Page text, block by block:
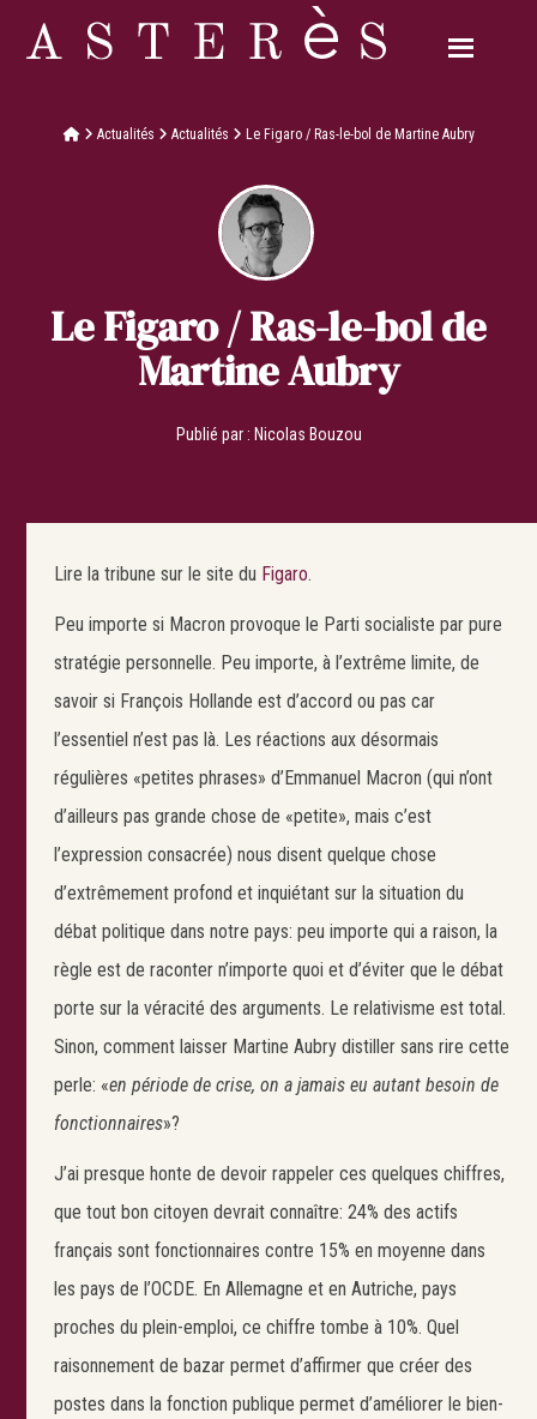
Actualités Actualités Le Figaro / Ras-le-bol de Martine Aubry
Le Figaro / Ras-le-bol de
Martine Aubry
Publié par : Nicolas Bouzou
Lire la tribune sur le site du Figaro.
Peu importe si Macron provoque le Parti socialiste par pure
stratégie personnelle. Peu importe, à l’extrême limite, de
savoir si François Hollande est d’accord ou pas car
l’essentiel n’est pas là. Les réactions aux désormais
régulières «petites phrases» d’Emmanuel Macron (qui n’ont
d’ailleurs pas grande chose de «petite», mais c’est
l’expression consacrée) nous disent quelque chose
d’extrêmement profond et inquiétant sur la situation du
débat politique dans notre pays: peu importe qui a raison, la
règle est de raconter n’importe quoi et d’éviter que le débat
porte sur la véracité des arguments. Le relativisme est total.
Sinon, comment laisser Martine Aubry distiller sans rire cette
perle: «en période de crise, on a jamais eu autant besoin de
fonctionnaires»?
J’ai presque honte de devoir rappeler ces quelques chiffres,
que tout bon citoyen devrait connaître: 24% des actifs
français sont fonctionnaires contre 15% en moyenne dans
les pays de l’OCDE. En Allemagne et en Autriche, pays
proches du plein-emploi, ce chiffre tombe à 10%. Quel
raisonnement de bazar permet d’affirmer que créer des
postes dans la fonction publique permet d’améliorer le bien-